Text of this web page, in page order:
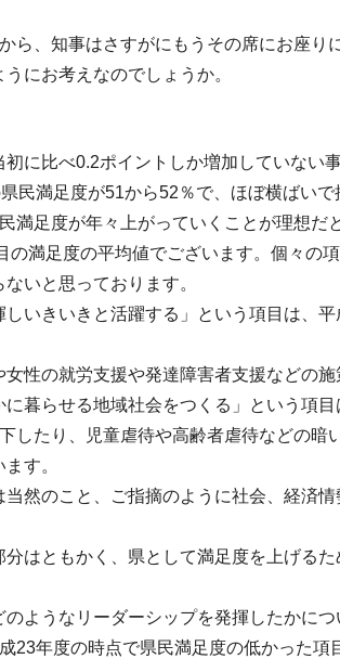
ら、知事はさすがにもうその席にお座
にお考えなのでしょうか。
に比べ0.2ポイントしか増加していない
民満足度が51から52％で、ほぼ横ばい
満足度が年々上がっていくことが理想だ
の満足度の平均値でございます。個々の
いと思っております。
いきいきと活躍する」という項目は、
性の就労支援や発達障害者支援などの
暮らせる地域社会をつくる」という項目
したり、児童虐待や高齢者虐待などの
す。
然のこと、ご指摘のように社会、経済
分はともかく、県として満足度を上げる
ようなリーダーシップを発揮したかにつ
23年度の時点で県民満足度の低かった